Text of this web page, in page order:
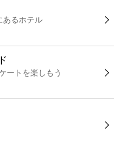
あるホテル
ートを楽しもう